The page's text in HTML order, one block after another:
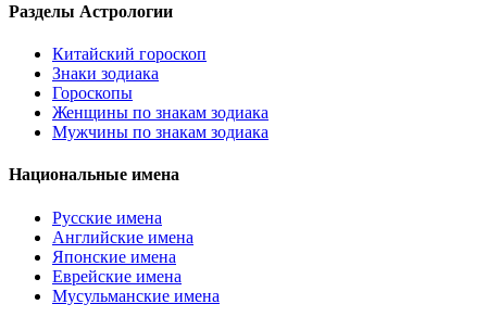
Разделы Астрологии
Китайский гороскоп
Знаки зодиака
Гороскопы
Женщины по знакам зодиака
Мужчины по знакам зодиака
Национальные имена
Русские имена
Английские имена
Японские имена
Еврейские имена
Мусульманские имена